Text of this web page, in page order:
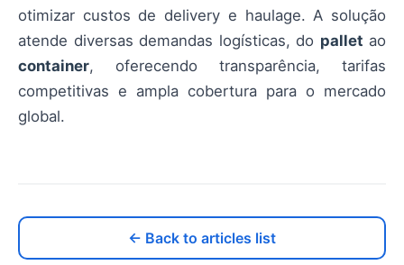
otimizar custos de delivery e haulage. A solução
atende diversas demandas logísticas, do pallet ao
container, oferecendo transparência, tarifas
competitivas e ampla cobertura para o mercado
global.
← Back to articles list